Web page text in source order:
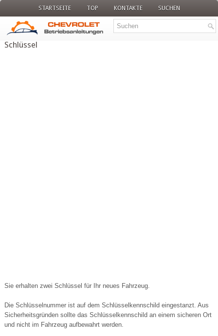
STARTSEITE TOP KONTAKTE SUCHEN
Schlüssel
Sie erhalten zwei Schlüssel für Ihr neues Fahrzeug.
Die Schlüsselnummer ist auf dem Schlüsselkennschild eingestanzt. Aus
Sicherheitsgründen sollte das Schlüsselkennschild an einem sicheren Ort
und nicht im Fahrzeug aufbewahrt werden.